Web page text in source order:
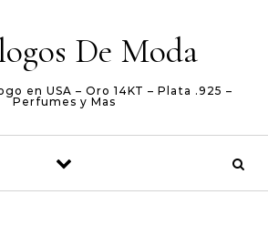
De Moda
en USA – Oro 14KT – Plata .925 –
Perfumes y Mas